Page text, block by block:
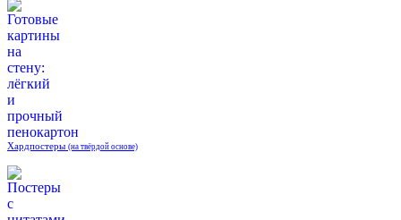
Хардпостеры (на твёрдой основе)